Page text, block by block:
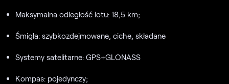
Maksymalna odległość lotu: 18,5 km;
Śmigła: szybkozdejmowane, ciche, składane
Systemy satelitarne: GPS+GLONASS
Kompas: pojedynczy;